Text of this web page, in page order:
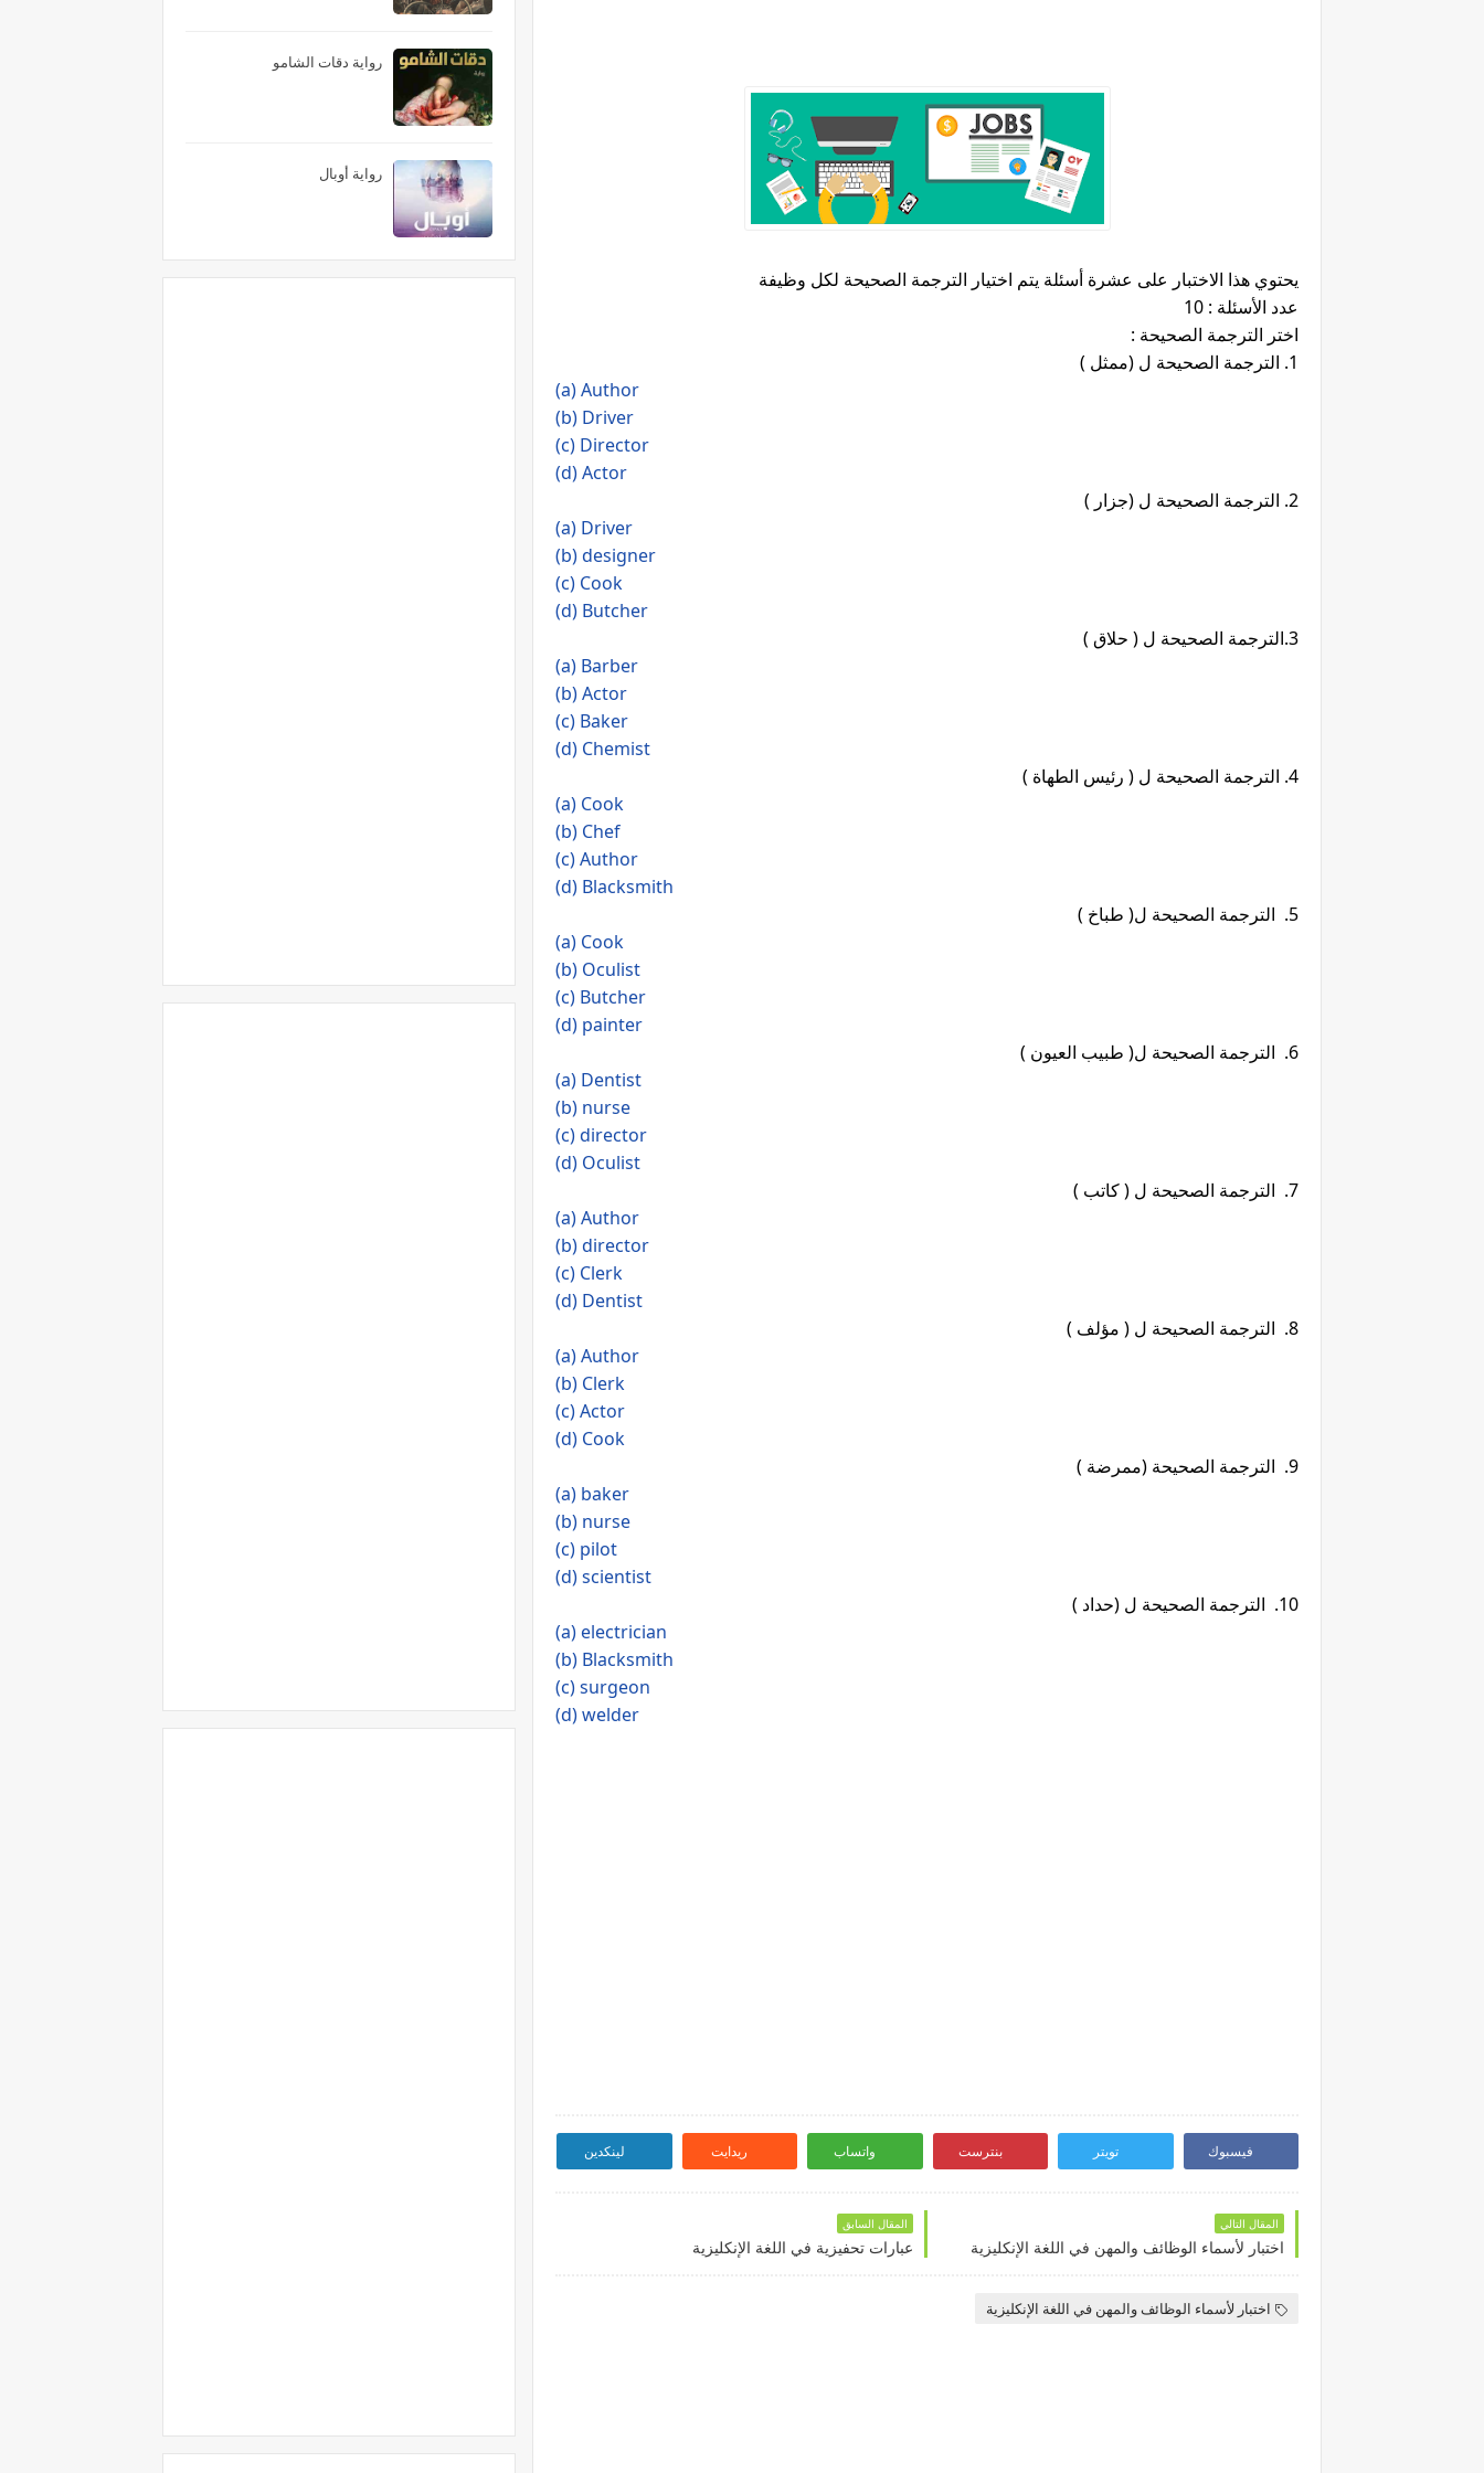
يحتوي هذا الاختبار على عشرة أسئلة يتم اختيار الترجمة الصحيحة لكل وظيفة
عدد الأسئلة : 10
اختر الترجمة الصحيحة :
1. الترجمة الصحيحة ل (ممثل )
(a) Author
(b) Driver
(c) Director
(d) Actor
2. الترجمة الصحيحة ل (جزار )
(a) Driver
(b) designer
(c) Cook
(d) Butcher
3.الترجمة الصحيحة ل ( حلاق )
(a) Barber
(b) Actor
(c) Baker
(d) Chemist
4. الترجمة الصحيحة ل ( رئيس الطهاة )
(a) Cook
(b) Chef
(c) Author
(d) Blacksmith
5. الترجمة الصحيحة ل( طباخ )
(a) Cook
(b) Oculist
(c) Butcher
(d) painter
6. الترجمة الصحيحة ل( طبيب العيون )
(a) Dentist
(b) nurse
(c) director
(d) Oculist
7. الترجمة الصحيحة ل ( كاتب )
(a) Author
(b) director
(c) Clerk
(d) Dentist
8. الترجمة الصحيحة ل ( مؤلف )
(a) Author
(b) Clerk
(c) Actor
(d) Cook
9. الترجمة الصحيحة (ممرضة )
(a) baker
(b) nurse
(c) pilot
(d) scientist
10. الترجمة الصحيحة ل (حداد )
(a) electrician
(b) Blacksmith
(c) surgeon
(d) welder
فيسبوك تويتر بنترست واتساب ريدايت لينكدين
المقال التالي
اختبار لأسماء الوظائف والمهن في اللغة الإنكليزية
المقال السابق
عبارات تحفيزية في اللغة الإنكليزية
اختبار لأسماء الوظائف والمهن في اللغة الإنكليزية
رواية دقات الشامو
رواية أوبال